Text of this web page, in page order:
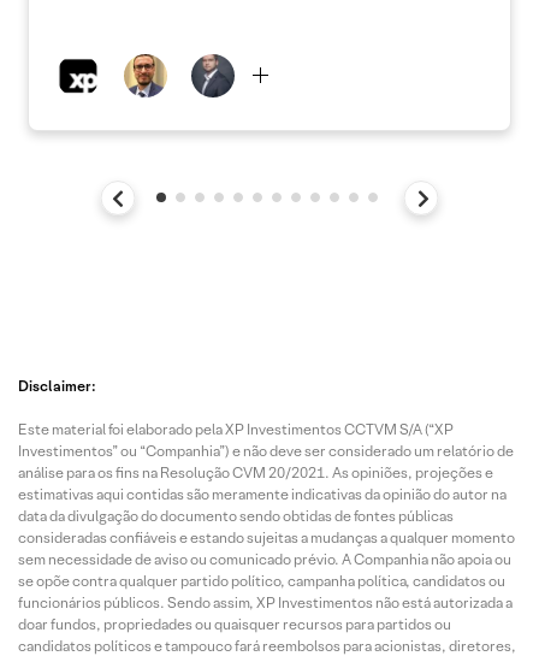
Disclaimer:
Este material foi elaborado pela XP Investimentos CCTVM S/A (“XP
Investimentos” ou “Companhia”) e não deve ser considerado um relatório de
análise para os fins na Resolução CVM 20/2021. As opiniões, projeções e
estimativas aqui contidas são meramente indicativas da opinião do autor na
data da divulgação do documento sendo obtidas de fontes públicas
consideradas confiáveis e estando sujeitas a mudanças a qualquer momento
sem necessidade de aviso ou comunicado prévio. A Companhia não apoia ou
se opõe contra qualquer partido político, campanha política, candidatos ou
funcionários públicos. Sendo assim, XP Investimentos não está autorizada a
doar fundos, propriedades ou quaisquer recursos para partidos ou
candidatos políticos e tampouco fará reembolsos para acionistas, diretores,